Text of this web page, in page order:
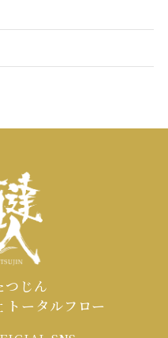
つじん
トータルフロー